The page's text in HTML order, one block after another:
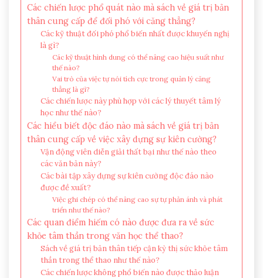
Các chiến lược phổ quát nào mà sách về giá trị bản
thân cung cấp để đối phó với căng thẳng?
Các kỹ thuật đối phó phổ biến nhất được khuyến nghị
là gì?
Các kỹ thuật hình dung có thể nâng cao hiệu suất như
thế nào?
Vai trò của việc tự nói tích cực trong quản lý căng
thẳng là gì?
Các chiến lược này phù hợp với các lý thuyết tâm lý
học như thế nào?
Các hiểu biết độc đáo nào mà sách về giá trị bản
thân cung cấp về việc xây dựng sự kiên cường?
Vận động viên diễn giải thất bại như thế nào theo
các văn bản này?
Các bài tập xây dựng sự kiên cường độc đáo nào
được đề xuất?
Việc ghi chép có thể nâng cao sự tự phản ánh và phát
triển như thế nào?
Các quan điểm hiếm có nào được đưa ra về sức
khỏe tâm thần trong văn học thể thao?
Sách về giá trị bản thân tiếp cận kỳ thị sức khỏe tâm
thần trong thể thao như thế nào?
Các chiến lược không phổ biến nào được thảo luận